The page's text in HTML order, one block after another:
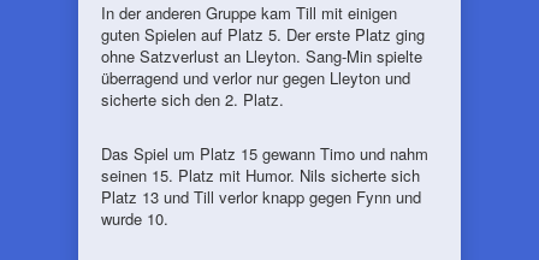
In der anderen Gruppe kam Till mit einigen
guten Spielen auf Platz 5. Der erste Platz ging
ohne Satzverlust an Lleyton. Sang-Min spielte
überragend und verlor nur gegen Lleyton und
sicherte sich den 2. Platz.
Das Spiel um Platz 15 gewann Timo und nahm
seinen 15. Platz mit Humor. Nils sicherte sich
Platz 13 und Till verlor knapp gegen Fynn und
wurde 10.